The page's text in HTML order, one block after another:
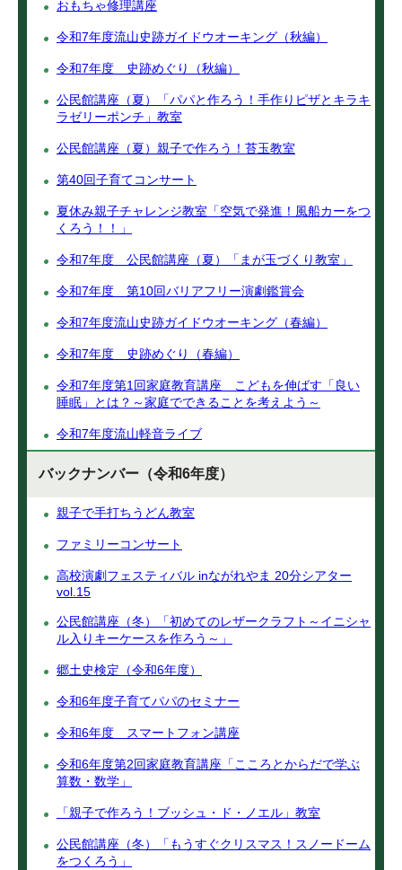
おもちゃ修理講座
令和7年度流山史跡ガイドウオーキング（秋編）
令和7年度 史跡めぐり（秋編）
公民館講座（夏）「パパと作ろう！手作りピザとキラキ
ラゼリーポンチ」教室
公民館講座（夏）親子で作ろう！苔玉教室
第40回子育てコンサート
夏休み親子チャレンジ教室「空気で発進！風船カーをつ
くろう！！」
令和7年度 公民館講座（夏）「まが玉づくり教室」
令和7年度 第10回バリアフリー演劇鑑賞会
令和7年度流山史跡ガイドウオーキング（春編）
令和7年度 史跡めぐり（春編）
令和7年度第1回家庭教育講座 こどもを伸ばす「良い
睡眠」とは？～家庭でできることを考えよう～
令和7年度流山軽音ライブ
バックナンバー（令和6年度）
親子で手打ちうどん教室
ファミリーコンサート
高校演劇フェスティバル inながれやま 20分シアター
vol.15
公民館講座（冬）「初めてのレザークラフト～イニシャ
ル入りキーケースを作ろう～」
郷土史検定（令和6年度）
令和6年度子育てパパのセミナー
令和6年度 スマートフォン講座
令和6年度第2回家庭教育講座「こころとからだで学ぶ
算数・数学」
「親子で作ろう！ブッシュ・ド・ノエル」教室
公民館講座（冬）「もうすぐクリスマス！スノードーム
をつくろう」